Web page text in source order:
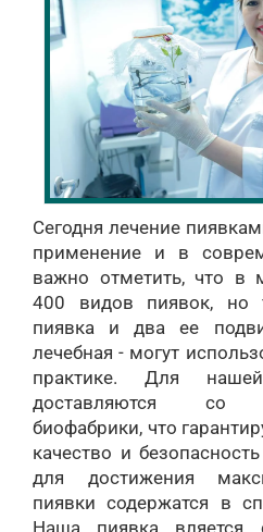
Сегодня лечение
применение и в
важно отметить, что в
400 видов пиявок, но
пиявка и два ее
лечебная - могут
практике. Для
доставляются со
биофабрики, что
качество и
для достижения
пиявки содержатся в
Наша пиявка вляется